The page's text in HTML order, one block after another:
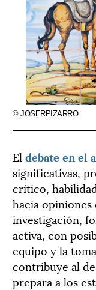
© JOSERPIZARRO
El debate en el
significativas,
crítico,
hacia
investigación,
activa, con
equipo y la
contribuye al
prepara a los